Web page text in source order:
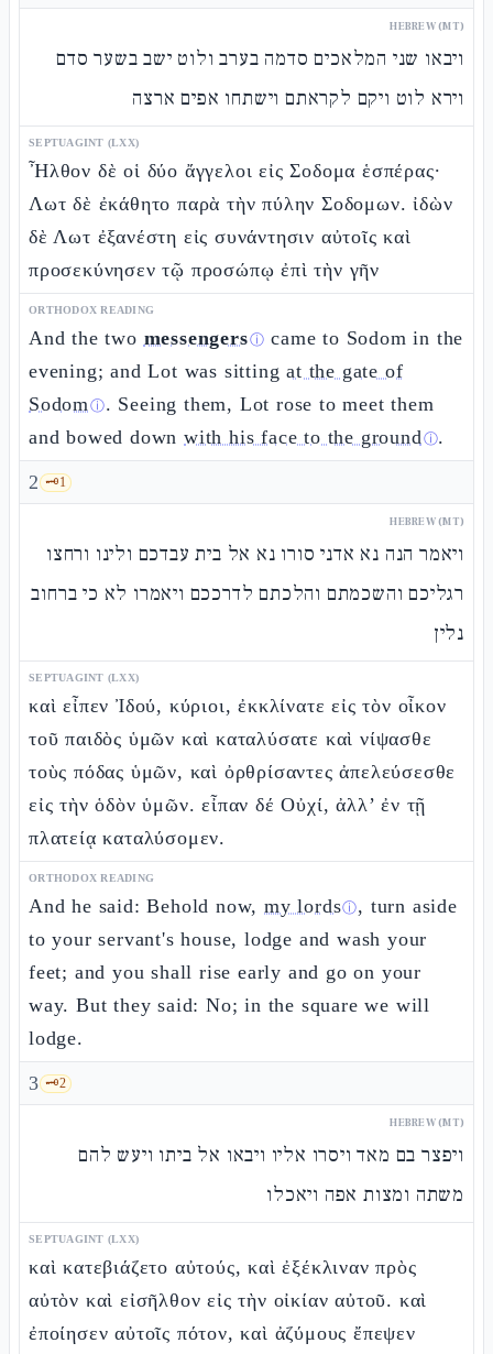
HEBREW (MT)
ויבאו שני המלאכים סדמה בערב ולוט ישב בשער סדם
וירא לוט ויקם לקראתם וישתחו אפים ארצה
SEPTUAGINT (LXX)
Ἦλθον δὲ οἱ δύο ἄγγελοι εἰς Σοδομα ἑσπέρας·
Λωτ δὲ ἐκάθητο παρὰ τὴν πύλην Σοδομων. ἰδὼν
δὲ Λωτ ἐξανέστη εἰς συνάντησιν αὐτοῖς καὶ
προσεκύνησεν τῷ προσώπῳ ἐπὶ τὴν γῆν
ORTHODOX READING
And the two messengersⓘ came to Sodom in the
evening; and Lot was sittingat the gate of
Sodomⓘ. Seeing them, Lot rose to meet them
and bowed downwith his face to the groundⓘ.
2 🗝️1
HEBREW (MT)
ויאמר הנה נא אדני סורו נא אל בית עבדכם ולינו ורחצו
רגליכם והשכמתם והלכתם לדרככם ויאמרו לא כי ברחוב
נלין
SEPTUAGINT (LXX)
καὶ εἶπεν Ἰδού, κύριοι, ἐκκλίνατε εἰς τὸν οἶκον
τοῦ παιδὸς ὑμῶν καὶ καταλύσατε καὶ νίψασθε
τοὺς πόδας ὑμῶν, καὶ ὀρθρίσαντες ἀπελεύσεσθε
εἰς τὴν ὁδὸν ὑμῶν. εἶπαν δέ Οὐχί, ἀλλ’ ἐν τῇ
πλατείᾳ καταλύσομεν.
ORTHODOX READING
And he said: Behold now,my lordsⓘ, turn aside
to your servant's house, lodge and wash your
feet; and you shall rise early and go on your
way. But they said: No; in the square we will
lodge.
3 🗝️2
HEBREW (MT)
ויפצר בם מאד ויסרו אליו ויבאו אל ביתו ויעש להם
משתה ומצות אפה ויאכלו
SEPTUAGINT (LXX)
καὶ κατεβιάζετο αὐτούς, καὶ ἐξέκλιναν πρὸς
αὐτὸν καὶ εἰσῆλθον εἰς τὴν οἰκίαν αὐτοῦ. καὶ
ἐποίησεν αὐτοῖς πότον, καὶ ἀζύμους ἔπεψεν